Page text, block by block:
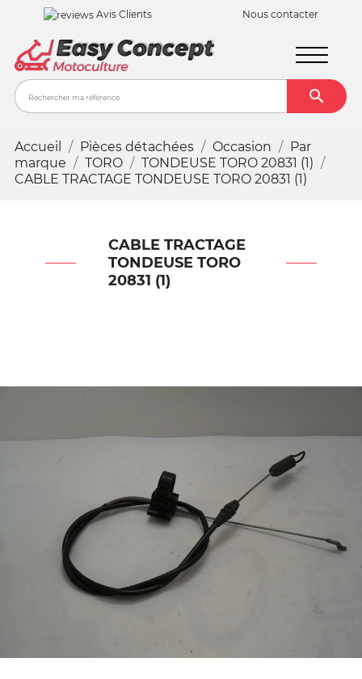
Avis Clients Nous contacter

Accueil Pièces détachées Occasion
Par
marque
TORO
TONDEUSE TORO 20831 (1)
CABLE TRACTAGE TONDEUSE TORO 20831 (1)
CABLE TRACTAGE
TONDEUSE TORO
20831 (1)